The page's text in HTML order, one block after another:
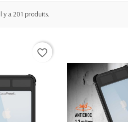
y a 201 produits.
favorite_border